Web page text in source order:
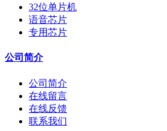
32位单片机
语音芯片
专用芯片
公司简介
公司简介
在线留言
在线反馈
联系我们